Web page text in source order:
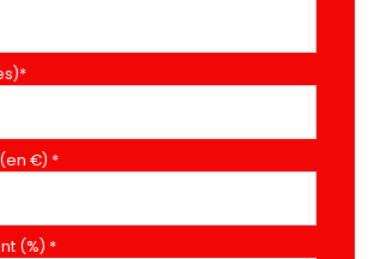
€) *
(%) *